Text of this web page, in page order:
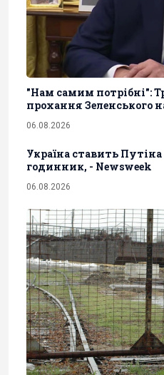
"Нам самим потрібні":
прохання Зеленського
06.08.2026
Україна ставить
годинник, - Newsweek
06.08.2026